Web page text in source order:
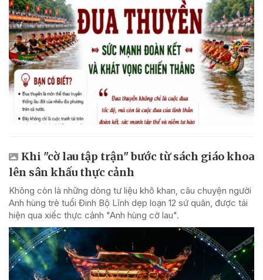
Khi "cờ lau tập trận" bước từ sách giáo khoa
lên sân khấu thực cảnh
Không còn là những dòng tư liệu khô khan, câu chuyện người
Anh hùng trẻ tuổi Đinh Bộ Lĩnh dẹp loạn 12 sứ quân, được tái
hiện qua xiếc thực cảnh "Anh hùng cờ lau".